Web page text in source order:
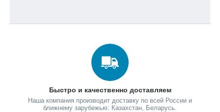
Быстро и качественно доставляем
Наша компания производит доставку по всей России и
ближнему зарубежью: Казахстан, Беларусь.